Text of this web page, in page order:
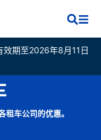
效期至2026年8月11日
车公司的优惠。